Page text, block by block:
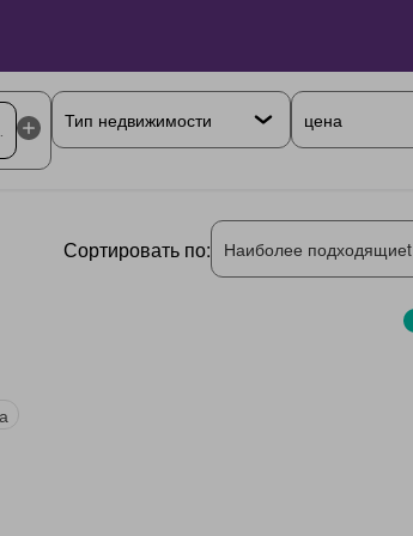
цена
Сортировать по: Наиболее подходящиеt